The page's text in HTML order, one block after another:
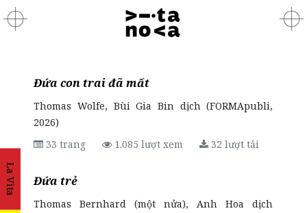
La Vita
Đứa con trai đã mất
Thomas Wolfe, Bùi Gia Bin dịch (FORMApubli,
2026)
33 trang
1.085 lượt xem 32 lượt tải
Đứa trẻ
Thomas Bernhard (một nửa), Anh Hoa dịch